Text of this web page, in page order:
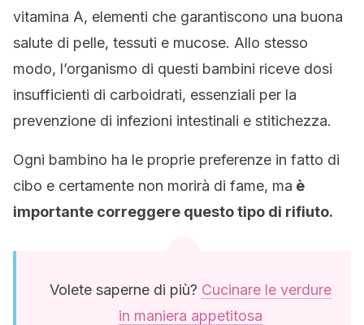
vitamina A, elementi che garantiscono una buona
salute di pelle, tessuti e mucose. Allo stesso
modo, l’organismo di questi bambini riceve dosi
insufficienti di carboidrati, essenziali per la
prevenzione di infezioni intestinali e stitichezza.
Ogni bambino ha le proprie preferenze in fatto di
cibo e certamente non morirà di fame, ma è
importante correggere questo tipo di rifiuto.
Volete saperne di più? Cucinare le verdure
in maniera appetitosa